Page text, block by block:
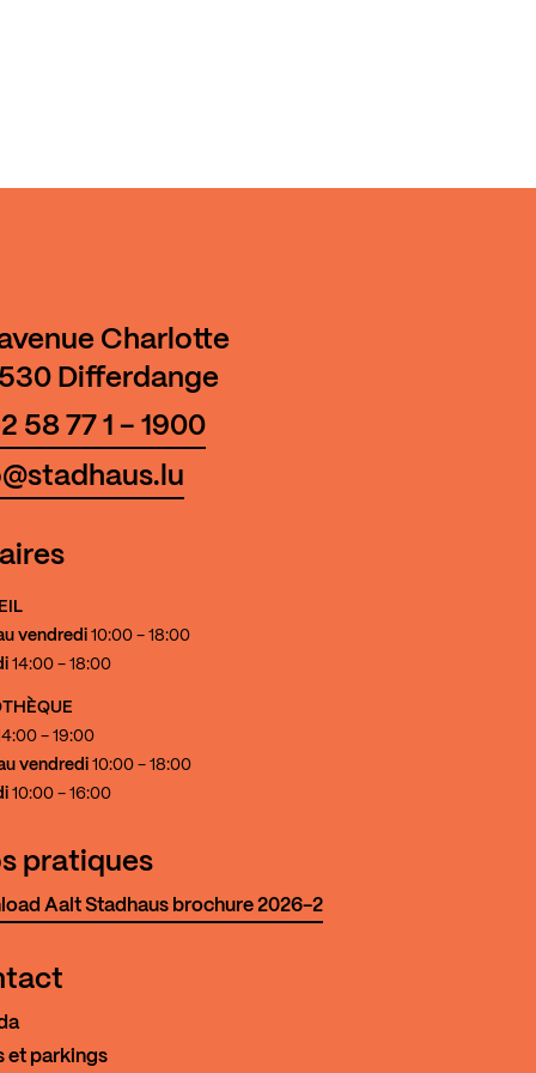
Charlotte
Differdange
58 77 1 - 1900
vendredi 10:00 - 18:00
14:00 - 18:00
- 19:00
vendredi 10:00 - 18:00
10:00 - 16:00
pratiques
Aalt Stadhaus brochure 2026-2
et parkings